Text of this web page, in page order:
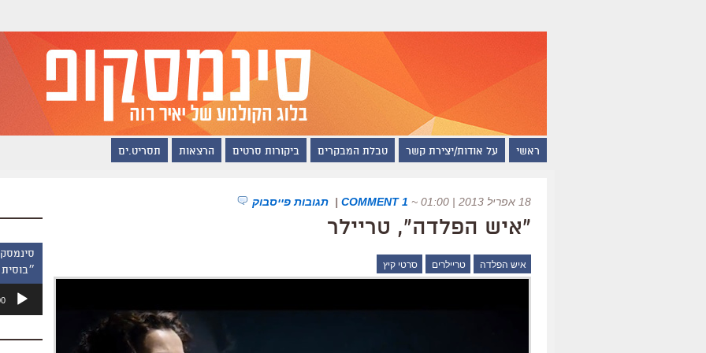
ראשי על אודות/יצירת קשר טבלת המבקרים ביקורות סרטים הרצאות תסריט.ים
18 אפריל 2013 | 01:00 ~
1 COMMENT
| תגובות פייסבוק
"איש הפלדה", טריילר
איש הפלדה טריילרים סרטי קיץ
אודיו